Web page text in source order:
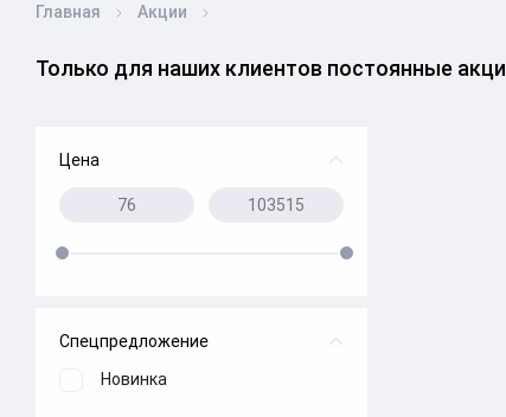
Главная Акции
Только для наших клиентов постоянные
Цена
Спецпредложение
Новинка